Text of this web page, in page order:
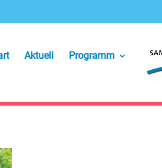
Aktuell Programm